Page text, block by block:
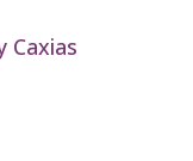
Caxias